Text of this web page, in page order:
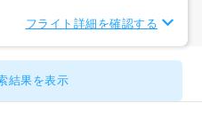
フライト詳細を確認する
結果を表示